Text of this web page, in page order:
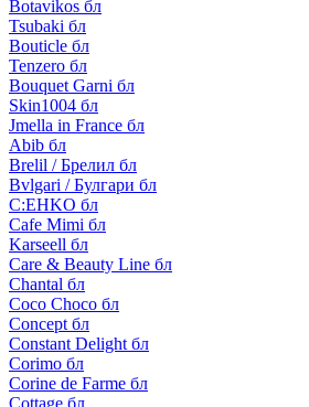
Botavikos бл
Tsubaki бл
Bouticle бл
Tenzero бл
Bouquet Garni бл
Skin1004 бл
Jmella in France бл
Abib бл
Brelil / Брелил бл
Bvlgari / Булгари бл
C:EHKO бл
Cafe Mimi бл
Karseell бл
Care & Beauty Line бл
Chantal бл
Coco Choco бл
Concept бл
Constant Delight бл
Corimo бл
Corine de Farme бл
Cottage бл